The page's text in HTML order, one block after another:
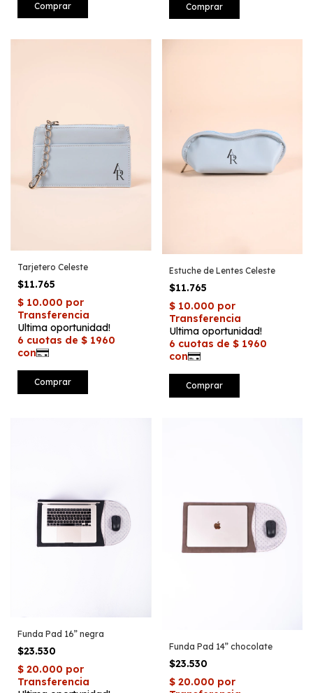
Tarjetero Celeste
$11.765
Estuche de Lentes Celeste
$11.765
Funda Pad 16” negra
$23.530 Funda Pad 14” chocolate
$23.530